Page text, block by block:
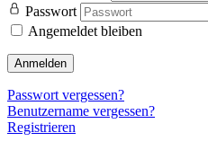
Passwort
Angemeldet bleiben
Anmelden
Passwort vergessen?
Benutzername vergessen?
Registrieren